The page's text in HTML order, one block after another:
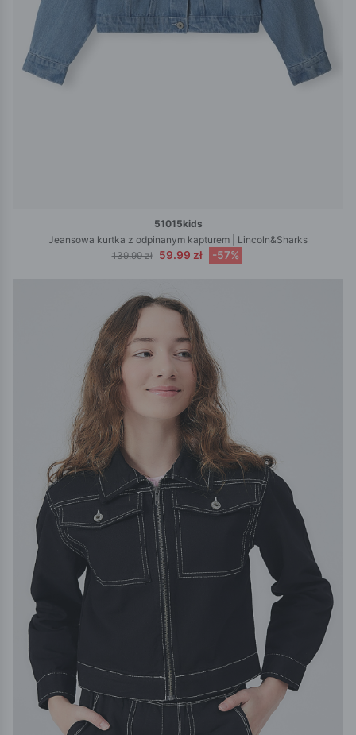
51015kids
Jeansowa kurtka z odpinanym kapturem | Lincoln&Sharks
139.99 zł
59.99 zł -57%